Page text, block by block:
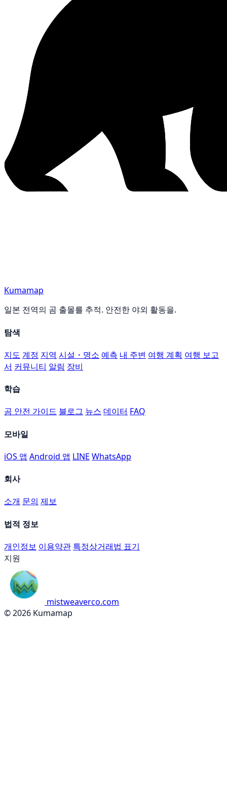
Kumamap
일본 전역의 곰 출몰를 추적. 안전한 야외 활동을.
탐색
지도 계정 지역 시설・명소 예측 내 주변 여행 계획 여행 보고
서 커뮤니티 알림 장비
학습
곰 안전 가이드 블로그 뉴스 데이터 FAQ
모바일
iOS 앱 Android 앱 LINE WhatsApp
회사
소개 문의 제보
법적 정보
개인정보 이용약관 특정상거래법 표기
지원
mistweaverco.com
© 2026 Kumamap